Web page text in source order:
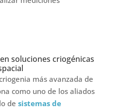
soluciones criogénicas
más avanzada de
como uno de los aliados
de sistemas de